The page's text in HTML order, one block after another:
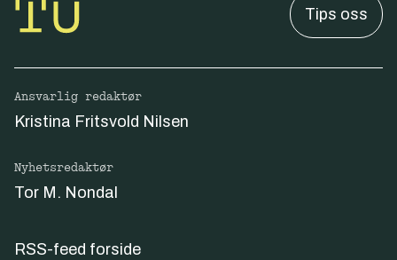
Tips oss
Ansvarlig redaktør
Kristina Fritsvold Nilsen
Nyhetsredaktør
Tor M. Nondal
RSS-feed forside